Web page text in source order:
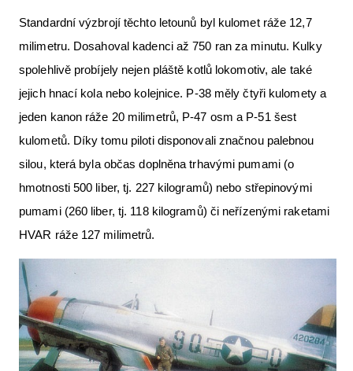
Standardní výzbrojí těchto letounů byl kulomet ráže 12,7
milimetru. Dosahoval kadenci až 750 ran za minutu. Kulky
spolehlivě probíjely nejen pláště kotlů lokomotiv, ale také
jejich hnací kola nebo kolejnice. P-38 měly čtyři kulomety a
jeden kanon ráže 20 milimetrů, P-47 osm a P-51 šest
kulometů. Díky tomu piloti disponovali značnou palebnou
silou, která byla občas doplněna trhavými pumami (o
hmotnosti 500 liber, tj. 227 kilogramů) nebo střepinovými
pumami (260 liber, tj. 118 kilogramů) či neřízenými raketami
HVAR ráže 127 milimetrů.